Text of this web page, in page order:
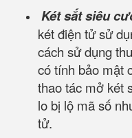
Két sắt siêu
két điện tử sử
cách sử dụng
có tính bảo mật
thao tác mở két
lo bị lộ mã số
tử.